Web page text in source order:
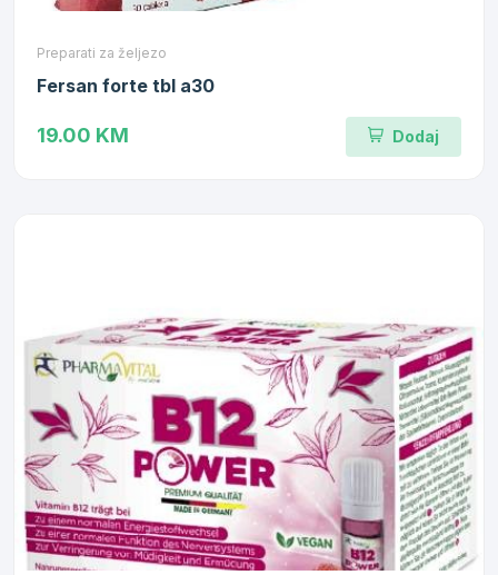
Preparati za željezo
Fersan forte tbl a30
19.00 KM Dodaj